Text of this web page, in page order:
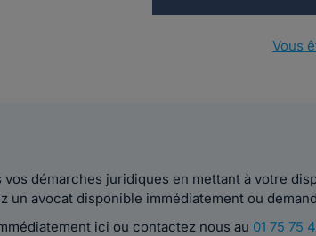
Vous
démarches juridiques en mettant à votre
un avocat disponible immédiatement ou
ici ou contactez nous au 01 75 75